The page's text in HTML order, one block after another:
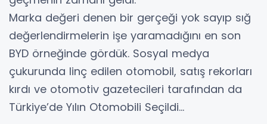
Marka değeri denen bir gerçeği yok sayıp sığ
değerlendirmelerin işe yaramadığını en son
BYD örneğinde gördük. Sosyal medya
çukurunda linç edilen otomobil, satış rekorları
kırdı ve otomotiv gazetecileri tarafından da
Türkiye’de Yılın Otomobili Seçildi…